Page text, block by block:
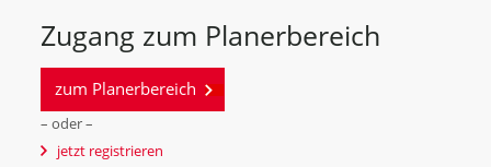
Zugang zum Planerbereich
zum Planerbereich
– oder –
jetzt registrieren